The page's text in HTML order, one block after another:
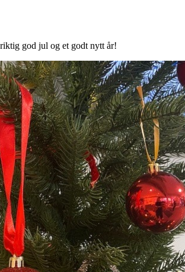
god jul og et godt nytt år!